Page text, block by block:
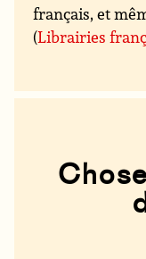
français, et
(Librairies